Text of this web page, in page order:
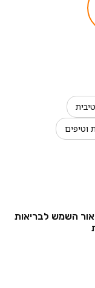
וטיפים
השמש לבריאות